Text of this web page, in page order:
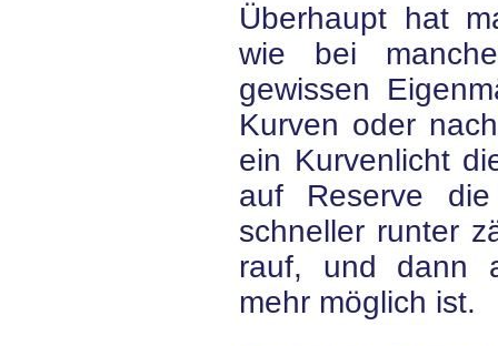
Überhaupt hat
wie bei
gewissen
Kurven oder
ein Kurvenlicht
auf Reserve
schneller runter
rauf, und dann
mehr möglich ist.